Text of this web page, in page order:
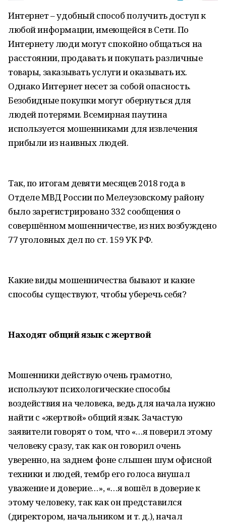
Интернет – удобный способ получить доступ к
любой информации, имеющейся в Сети. По
Интернету люди могут спокойно общаться на
расстоянии, продавать и покупать различные
товары, заказывать услуги и оказывать их.
Однако Интернет несет за собой опасность.
Безобидные покупки могут обернуться для
людей потерями. Всемирная паутина
используется мошенниками для извлечения
прибыли из наивных людей.
Так, по итогам девяти месяцев 2018 года в
Отделе МВД России по Мелеузовскому району
было зарегистрировано 332 сообщения о
совершённом мошенничестве, из них возбуждено
77 уголовных дел по ст. 159 УК РФ.
Какие виды мошенничества бывают и какие
способы существуют, чтобы уберечь себя?
Находят общий язык с жертвой
Мошенники действую очень грамотно,
используют психологические способы
воздействия на человека, ведь для начала нужно
найти с «жертвой» общий язык. Зачастую
заявители говорят о том, что «…я поверил этому
человеку сразу, так как он говорил очень
уверенно, на заднем фоне слышен шум офисной
техники и людей, тембр его голоса внушал
уважение и доверие…», «…я вошёл в доверие к
этому человеку, так как он представился
(директором, начальником и т. д.), начал